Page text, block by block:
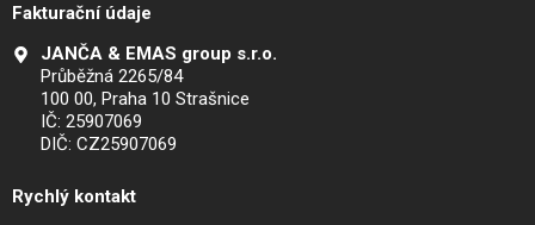
Fakturační údaje
JANČA & EMAS group s.r.o.
Průběžná 2265/84
100 00, Praha 10 Strašnice
IČ: 25907069
DIČ: CZ25907069
Rychlý kontakt